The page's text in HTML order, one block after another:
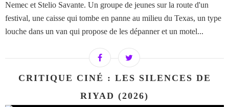
Nemec et Stelio Savante. Un groupe de jeunes sur la route d'un
festival, une caisse qui tombe en panne au milieu du Texas, un type
louche dans un van qui propose de les dépanner et un motel...
CRITIQUE CINÉ : LES SILENCES DE
RIYAD (2026)